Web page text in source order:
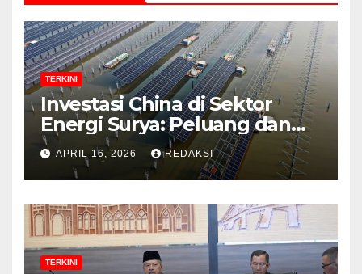
TERKINI
Investasi China di Sektor
Energi Surya: Peluang dan
Strategi Indonesia?
APRIL 16, 2026 REDAKSI
TERKINI